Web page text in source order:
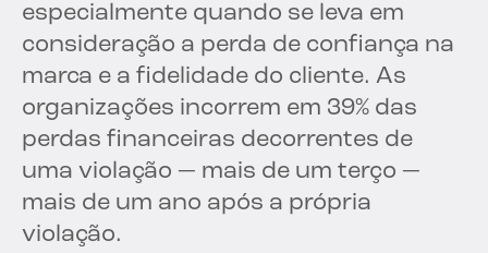
especialmente quando se leva em
consideração a perda de confiança na
marca e a fidelidade do cliente. As
organizações incorrem em 39% das
perdas financeiras decorrentes de
uma violação — mais de um terço —
mais de um ano após a própria
violação.